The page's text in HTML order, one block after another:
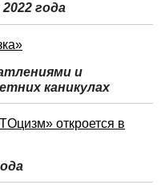
года
и
каникулах
откроется в